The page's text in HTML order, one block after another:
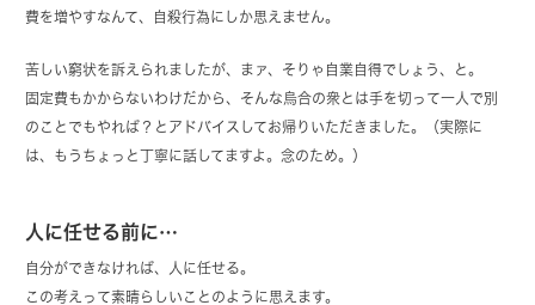
費を増やすなんて、自殺行為にしか思えません。
苦しい窮状を訴えられましたが、まァ、そりゃ自業自得でしょう、と。
固定費もかからないわけだから、そんな烏合の衆とは手を切って一人で別
のことでもやれば？とアドバイスしてお帰りいただきました。（実際に
は、もうちょっと丁寧に話してますよ。念のため。）
人に任せる前に…
自分ができなければ、人に任せる。
この考えって素晴らしいことのように思えます。